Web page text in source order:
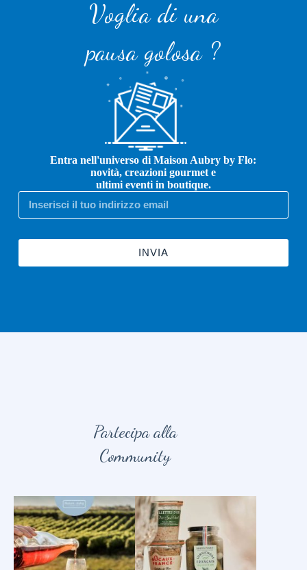
Voglia di una
pausa golosa ?
Entra nell'universo di Maison Aubry by Flo:
novità, creazioni gourmet e
ultimi eventi in boutique.
INVIA
Partecipa alla
Community